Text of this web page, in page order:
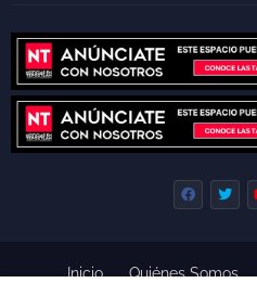
Inicio Quiénes Somos